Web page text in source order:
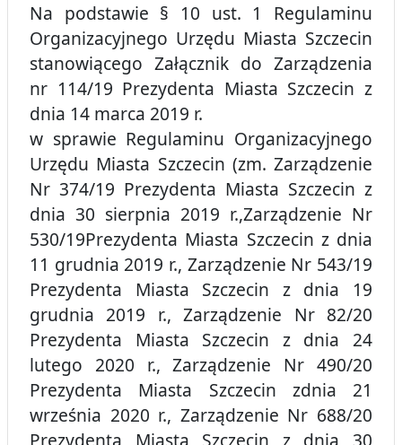
Na podstawie § 10 ust. 1 Regulaminu
Organizacyjnego Urzędu Miasta Szczecin
stanowiącego Załącznik do Zarządzenia
nr 114/19 Prezydenta Miasta Szczecin z
dnia 14 marca 2019 r.
w sprawie Regulaminu Organizacyjnego
Urzędu Miasta Szczecin (zm. Zarządzenie
Nr 374/19 Prezydenta Miasta Szczecin z
dnia 30 sierpnia 2019 r.,Zarządzenie Nr
530/19Prezydenta Miasta Szczecin z dnia
11 grudnia 2019 r., Zarządzenie Nr 543/19
Prezydenta Miasta Szczecin z dnia 19
grudnia 2019 r., Zarządzenie Nr 82/20
Prezydenta Miasta Szczecin z dnia 24
lutego 2020 r., Zarządzenie Nr 490/20
Prezydenta Miasta Szczecin zdnia 21
września 2020 r., Zarządzenie Nr 688/20